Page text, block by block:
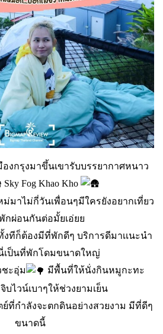
งกรุงมาขึ้นเขารับบรรยากาศหนาว
Sky Fog Khao Kho
มาไม่กี่วันเพื่อนๆมีใครยังอยากเที่ยว
กผ่อนกันต่อมั้ยเอ่ยย
ทีก็ต้องมีที่พักดีๆ บริการดีมาเเนะนำ
นี่เป็นที่พักโดมขนาดใหญ่
ชะอุ่ม
มีพื้นที่ให้นั่งกินหมูกะทะ
บไวน์เบาๆให้ช่วงยามเย็น
ที่กำลังจะตกดินอย่างสวยงาม มีที่ดีๆ
ขนาดนี้